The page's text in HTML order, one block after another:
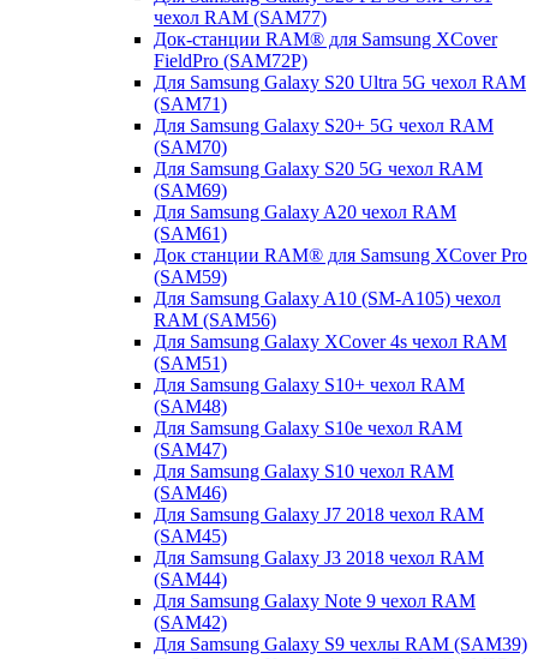
чехол RAM (SAM77)
Док-станции RAM® для Samsung XCover
FieldPro (SAM72P)
Для Samsung Galaxy S20 Ultra 5G чехол RAM
(SAM71)
Для Samsung Galaxy S20+ 5G чехол RAM
(SAM70)
Для Samsung Galaxy S20 5G чехол RAM
(SAM69)
Для Samsung Galaxy A20 чехол RAM
(SAM61)
Док станции RAM® для Samsung XCover Pro
(SAM59)
Для Samsung Galaxy A10 (SM-A105) чехол
RAM (SAM56)
Для Samsung Galaxy XCover 4s чехол RAM
(SAM51)
Для Samsung Galaxy S10+ чехол RAM
(SAM48)
Для Samsung Galaxy S10e чехол RAM
(SAM47)
Для Samsung Galaxy S10 чехол RAM
(SAM46)
Для Samsung Galaxy J7 2018 чехол RAM
(SAM45)
Для Samsung Galaxy J3 2018 чехол RAM
(SAM44)
Для Samsung Galaxy Note 9 чехол RAM
(SAM42)
Для Samsung Galaxy S9 чехлы RAM (SAM39)